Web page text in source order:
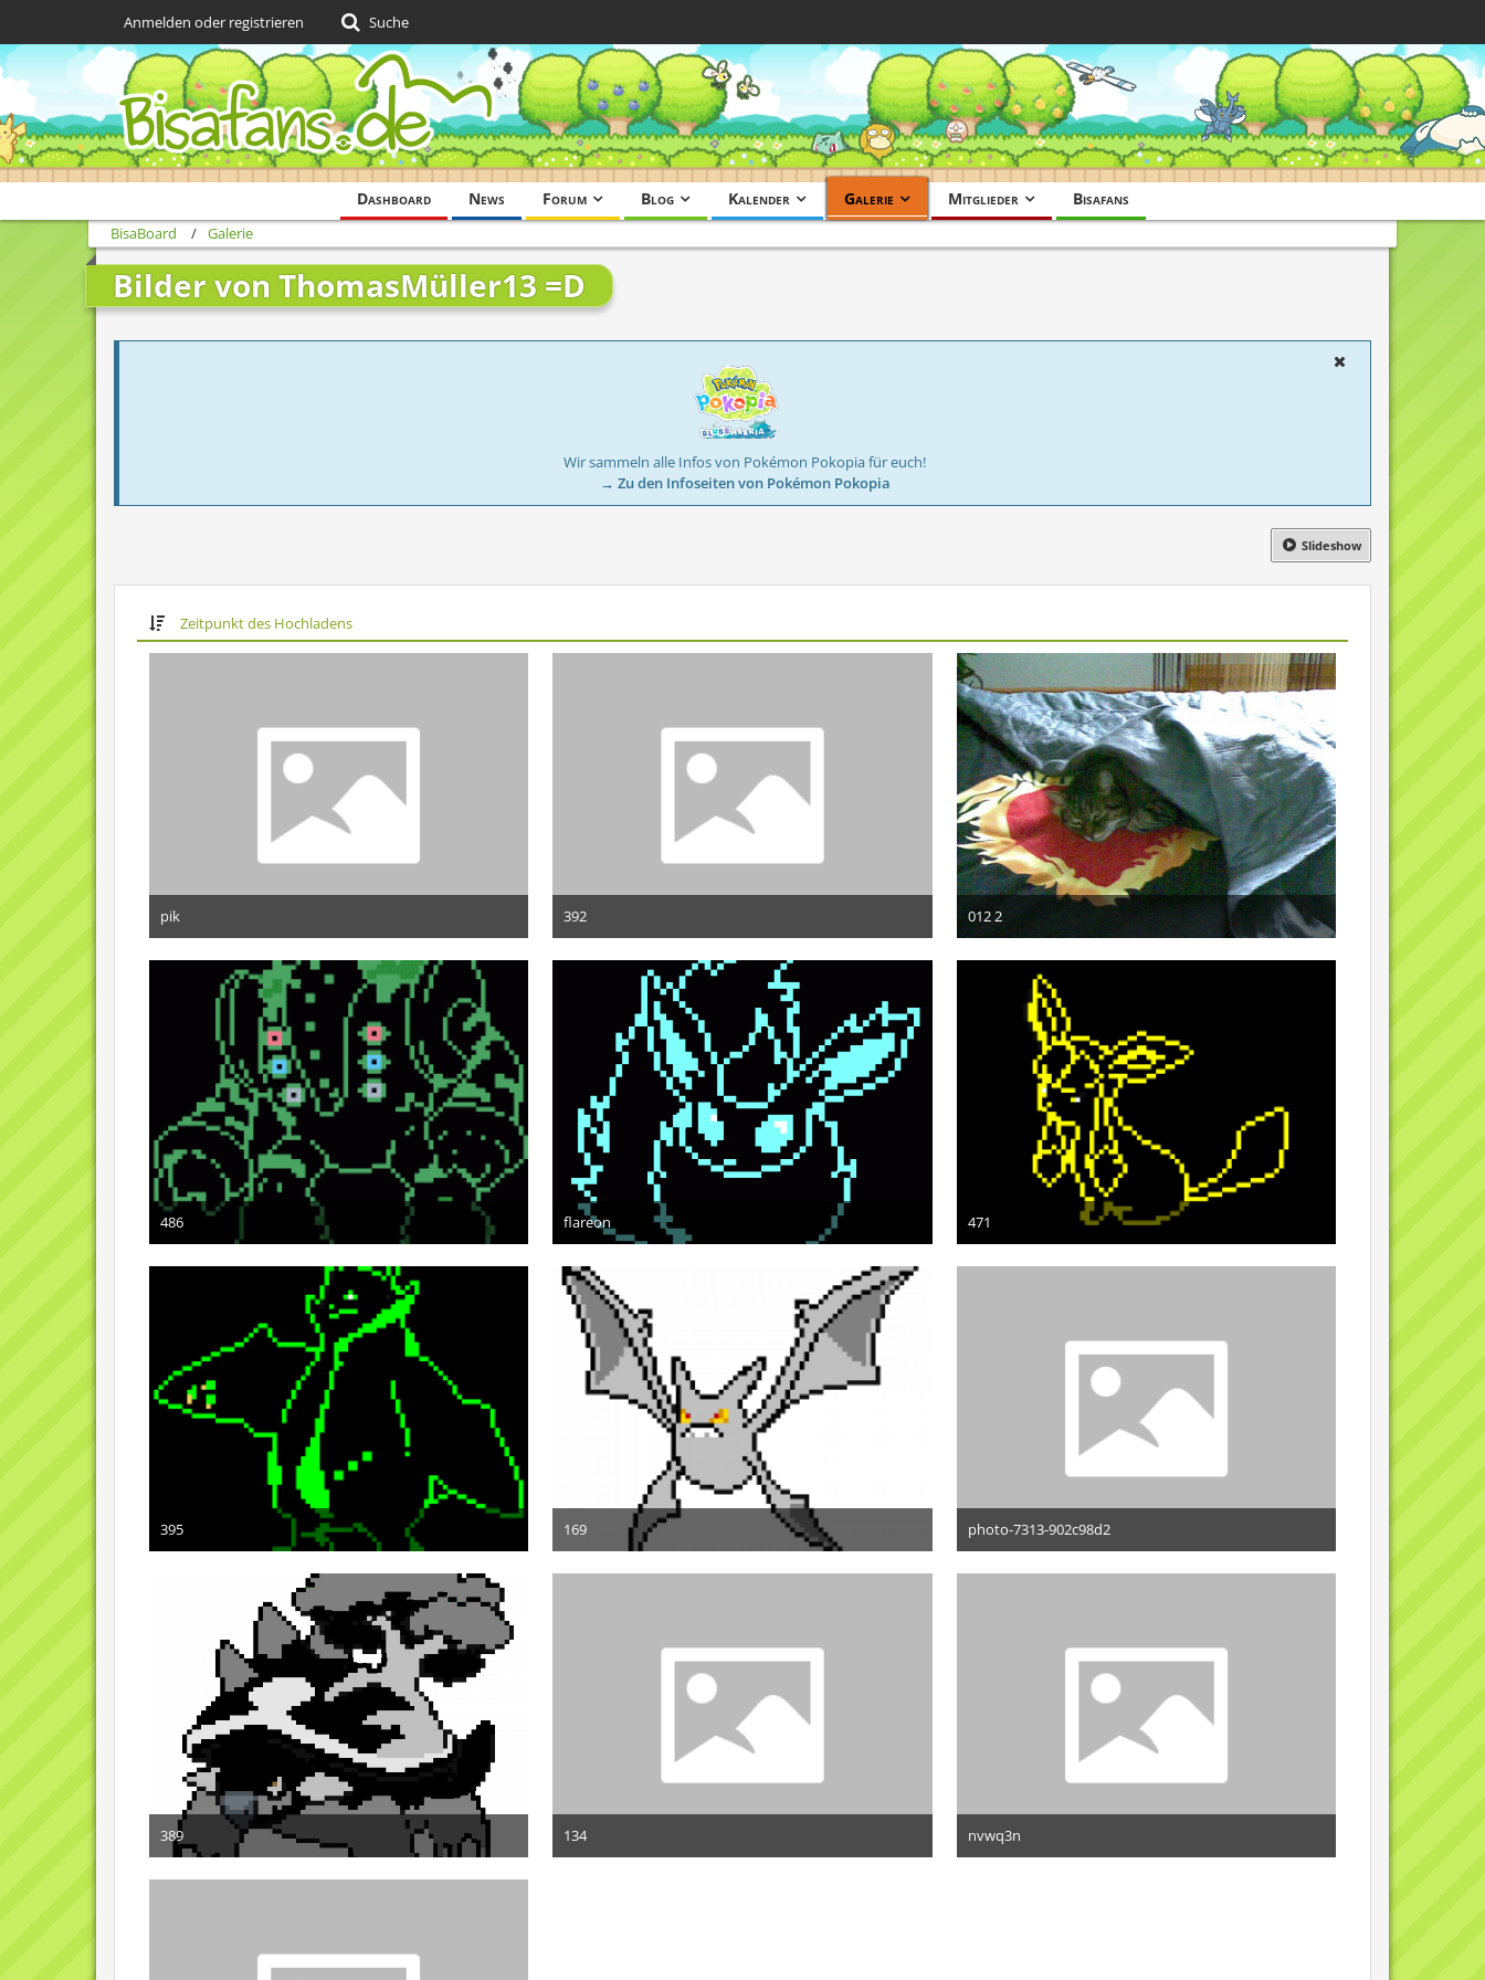
Dashboard News Forum Blog Kalender Galerie Mitglieder Bisafans
Anmelden oder registrieren Suche
BisaBoard Galerie
Bilder von ThomasMüller13 =D
Wir sammeln alle Infos von Pokémon Pokopia für euch!
→ Zu den Infoseiten von Pokémon Pokopia
Slideshow
Zeitpunkt des Hochladens
pik
1. Juni 2010
392
26. Mai 2010
012 2
16. April 2010
486
8. Februar 2010
flareon
7. Februar 2010
471
6. Februar 2010
395
6. Februar 2010
169
6. Februar 2010
photo-7313-902c98d2
5. Februar 2010
389
5. Februar 2010
134
5. Februar 2010
nvwq3n
5. Februar 2010